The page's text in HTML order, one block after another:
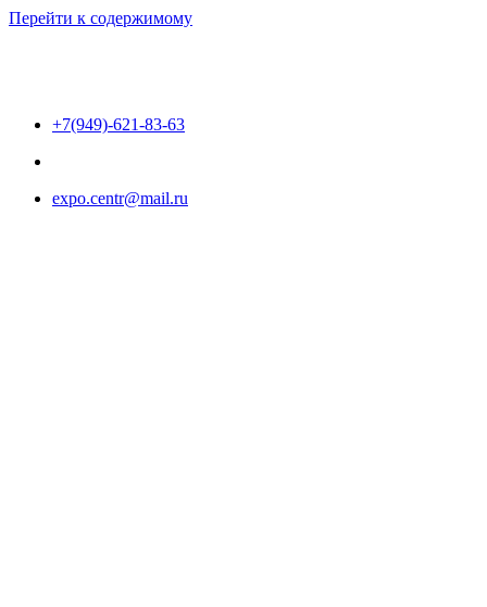
Перейти к содержимому
+7(949)-621-83-63
expo.centr@mail.ru